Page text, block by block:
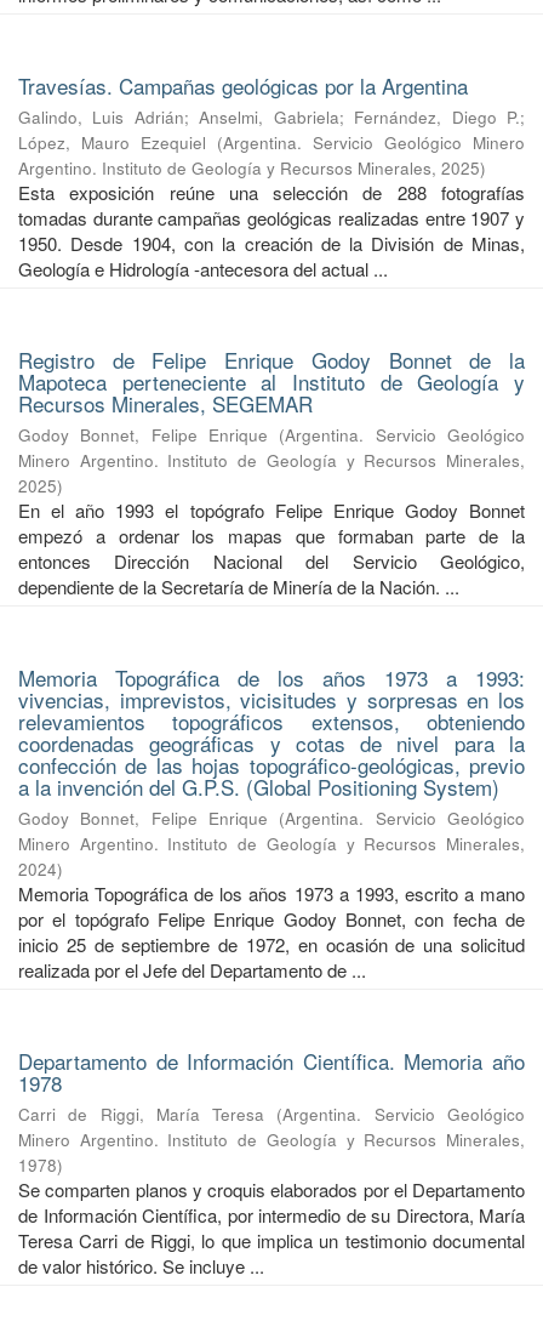
Travesías. Campañas geológicas por la Argentina
Galindo, Luis Adrián;Anselmi, Gabriela; Fernández, Diego P.;
López, Mauro Ezequiel (Argentina. Servicio Geológico Minero
Argentino. Instituto de Geología y Recursos Minerales, 2025)
Esta exposición reúne una selección de 288 fotografías
tomadas durante campañas geológicas realizadas entre 1907 y
1950. Desde 1904, con la creación de la División de Minas,
Geología e Hidrología -antecesora del actual ...
Registro de Felipe Enrique Godoy Bonnet de la
Mapoteca perteneciente al Instituto de Geología y
Recursos Minerales, SEGEMAR
Godoy Bonnet, Felipe Enrique (Argentina. Servicio Geológico
Minero Argentino. Instituto de Geología y Recursos Minerales,
2025)
En el año 1993 el topógrafo Felipe Enrique Godoy Bonnet
empezó a ordenar los mapas que formaban parte de la
entonces Dirección Nacional del Servicio Geológico,
dependiente de la Secretaría de Minería de la Nación. ...
Memoria Topográfica de los años 1973 a 1993:
vivencias, imprevistos, vicisitudes y sorpresas en los
relevamientos topográficos extensos, obteniendo
coordenadas geográficas y cotas de nivel para la
confección de las hojas topográfico-geológicas, previo
a la invención del G.P.S. (Global Positioning System)
Godoy Bonnet, Felipe Enrique (Argentina. Servicio Geológico
Minero Argentino. Instituto de Geología y Recursos Minerales,
2024)
Memoria Topográfica de los años 1973 a 1993, escrito a mano
por el topógrafo Felipe Enrique Godoy Bonnet, con fecha de
inicio 25 de septiembre de 1972, en ocasión de una solicitud
realizada por el Jefe del Departamento de ...
Departamento de Información Científica. Memoria año
1978
Carri de Riggi, María Teresa (Argentina. Servicio Geológico
Minero Argentino. Instituto de Geología y Recursos Minerales,
1978)
Se comparten planos y croquis elaborados por el Departamento
de Información Científica, por intermedio de su Directora, María
Teresa Carri de Riggi, lo que implica un testimonio documental
de valor histórico. Se incluye ...